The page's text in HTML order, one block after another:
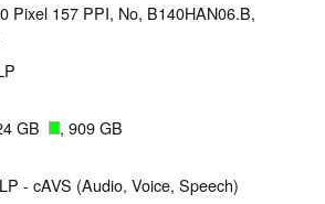
Pixel 157 PPI, No, B140HAN06.B,
GB
, 909 GB
- cAVS (Audio, Voice, Speech)